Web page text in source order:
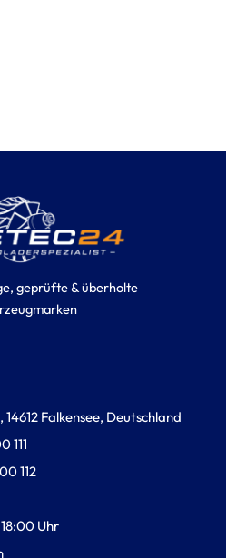
geprüfte & überholte
Falkensee, Deutschland
111
112
Uhr